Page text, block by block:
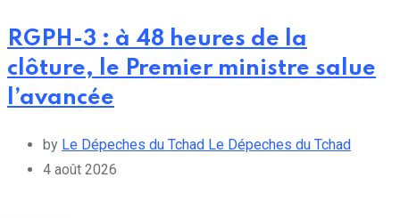
RGPH-3 : à 48 heures de la
clôture, le Premier ministre salue
l’avancée
by Le Dépeches du Tchad Le Dépeches du Tchad
4 août 2026